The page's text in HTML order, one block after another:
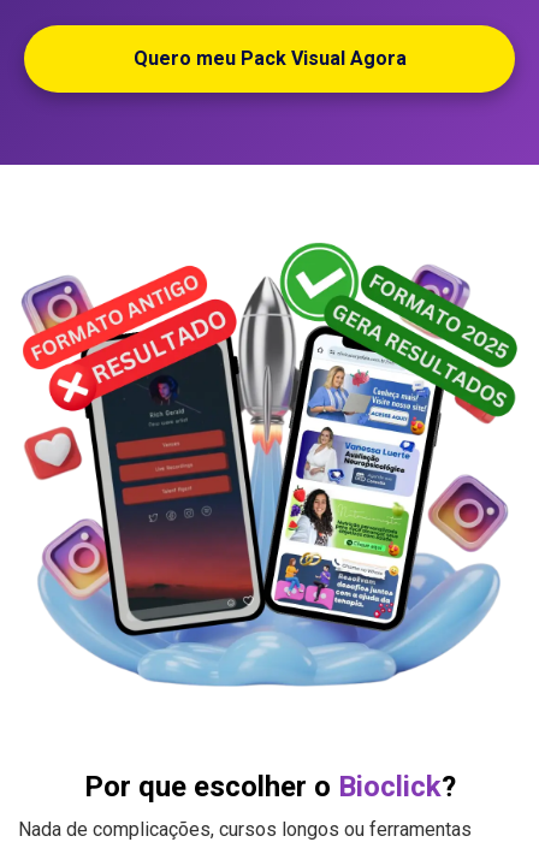
Quero meu Pack Visual Agora
Por que escolher o Bioclick?
Nada de complicações, cursos longos ou ferramentas